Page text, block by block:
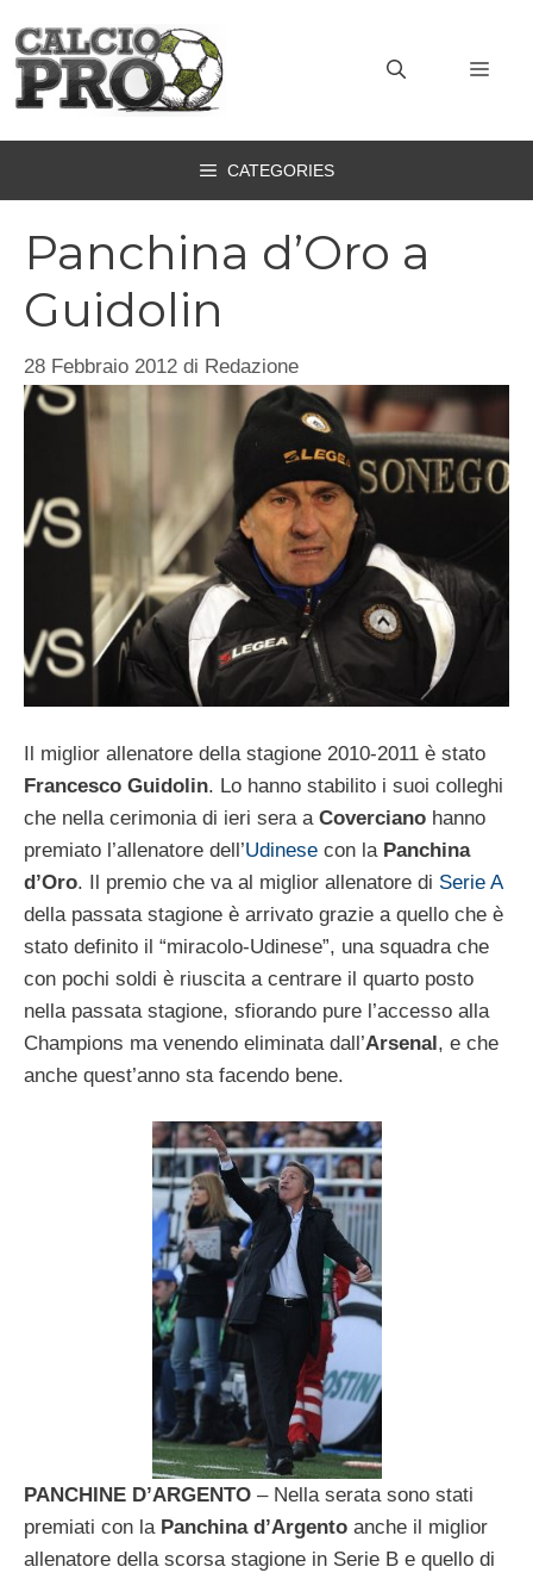
contenuto
CATEGORIES
Panchina d’Oro a
Guidolin
28 Febbraio 2012 di Redazione
Il miglior allenatore della stagione 2010-2011 è stato
Francesco Guidolin. Lo hanno stabilito i suoi colleghi
che nella cerimonia di ieri sera a Coverciano hanno
premiato l’allenatore dell’Udinese con la Panchina
d’Oro. Il premio che va al miglior allenatore di Serie A
della passata stagione è arrivato grazie a quello che è
stato definito il “miracolo-Udinese”, una squadra che
con pochi soldi è riuscita a centrare il quarto posto
nella passata stagione, sfiorando pure l’accesso alla
Champions ma venendo eliminata dall’Arsenal, e che
anche quest’anno sta facendo bene.
PANCHINE D’ARGENTO – Nella serata sono stati
premiati con la Panchina d’Argento anche il miglior
allenatore della scorsa stagione in Serie B e quello di